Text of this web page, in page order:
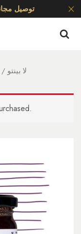
توصيل مجاني
La Bennoلا بينتو /